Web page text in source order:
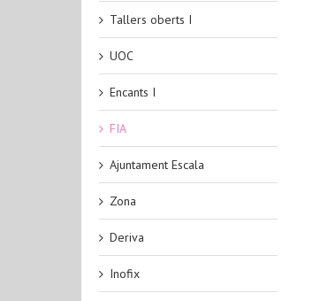
Tallers oberts I
UOC
Encants I
FIA
Ajuntament Escala
Zona
Deriva
Inofix